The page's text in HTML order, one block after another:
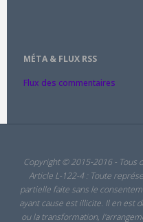
MÉTA & FLUX RSS
Flux des commentaires
Copyright © 2015-2016 - Tous
Article L-122-4 : Toute
partielle faite sans le
ayant cause est illicite. Il en est
ou la transformation,